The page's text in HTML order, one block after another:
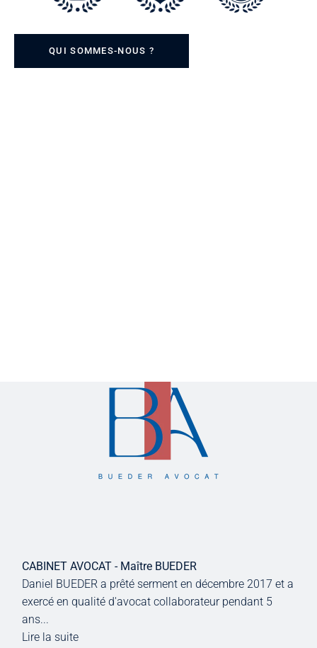
QUI SOMMES-NOUS ?
CABINET AVOCAT - Maître BUEDER
Daniel BUEDER a prêté serment en décembre 2017 et a
exercé en qualité d'avocat collaborateur pendant 5
ans...
Lire la suite